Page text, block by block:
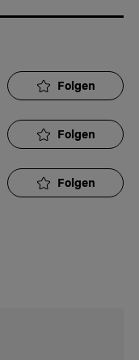
Folgen
Folgen
Folgen